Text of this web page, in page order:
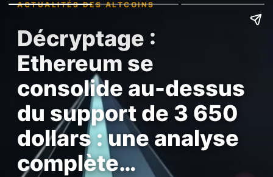
ACTUALITÉS DES ALTCOINS
Décryptage :
Ethereum se
consolide au-dessus
du support de 3 650
dollars : une analyse
complète…